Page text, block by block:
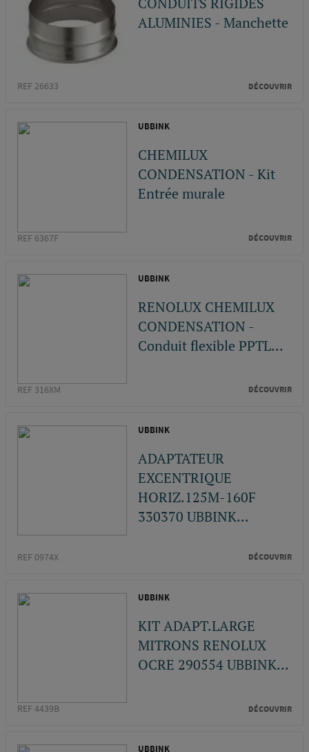
ALUMINIES - Manchette
REF 26633 DÉCOUVRIR
UBBINK
CHEMILUX
CONDENSATION - Kit
Entrée murale
REF 6367F DÉCOUVRIR
UBBINK
RENOLUX CHEMILUX
CONDENSATION -
Conduit flexible PPTL...
REF 316XM DÉCOUVRIR
UBBINK
ADAPTATEUR
EXCENTRIQUE
HORIZ.125M-160F
330370 UBBINK...
REF 0974X DÉCOUVRIR
UBBINK
KIT ADAPT.LARGE
MITRONS RENOLUX
OCRE 290554 UBBINK...
REF 4439B DÉCOUVRIR
UBBINK